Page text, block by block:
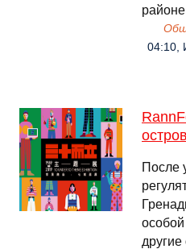
04:10,
После